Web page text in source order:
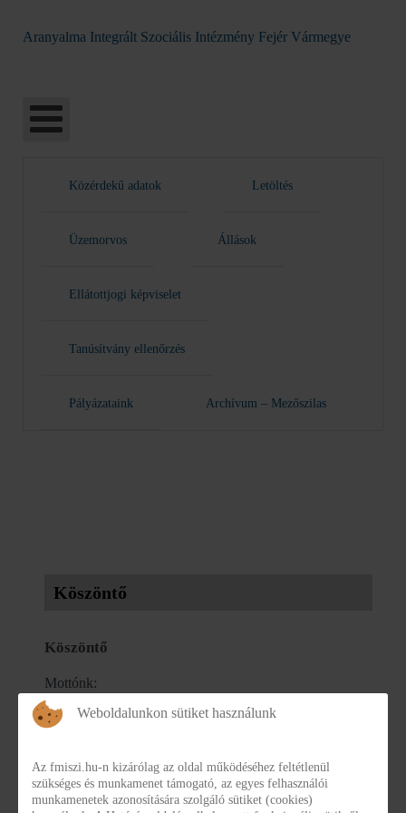
Aranyalma Integrált Szociális Intézmény Fejér Vármegye
Közérdekű adatok Letöltés
Üzemorvos Állások
Ellátottjogi képviselet
Tanúsítvány ellenőrzés
Pályázataink Archívum – Mezőszilas
Köszöntő
Köszöntő
Mottónk:
„Hited gondolattá válik, gondolataidból szó lesz,
szavadból tett, tettedből szokás,
Weboldalunkon sütiket használunk
Az fmiszi.hu-n kizárólag az oldal működéséhez feltétlenül
szükséges és munkamenet támogató, az egyes felhasználói
munkamenetek azonosítására szolgáló sütiket (cookies)